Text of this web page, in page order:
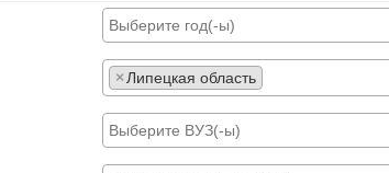
× Липецкая область